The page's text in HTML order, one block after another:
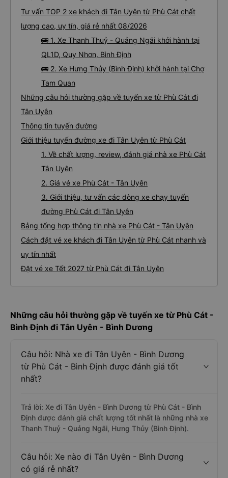
(10 điểm), sáng sớm thì có phát thêm bàn chải kem đánh răng dùng 1 lần. À
trên xe có sẵn 2 chai nước suối 500ml nữa. Chuyến xe yên lặng, tài xế ko hút
thuốc, ko chửi thề, ko to tiếng là mình thấy tuyệt vời rồi. À xe đến bến xe lúc
7h30, sớm hơn dự kiến trên web 1 tiếng nhé. Xe có trung chuyển nội thành
chuyển á, k thì mình chủ động đăng ký cũng đc. Xe mới, sạch sẽ, thơm tho,
Tư vấn TOP 2 xe khách đi Tân Uyên từ Phù Cát chất
lượng cao, uy tín, giá rẻ nhất 08/2026
🚌 1. Xe Thanh Thuỷ - Quảng Ngãi khởi hành tại
QL1D, Quy Nhơn, Bình Định
🚌 2. Xe Hưng Thủy (Bình Định) khởi hành tại Chợ
Tam Quan
Những câu hỏi thường gặp về tuyến xe từ Phù Cát đi
Tân Uyên
Thông tin tuyến đường
Giới thiệu tuyến đường xe đi Tân Uyên từ Phù Cát
1. Về chất lượng, review, đánh giá nhà xe Phù Cát
Tân Uyên
2. Giá vé xe Phù Cát - Tân Uyên
3. Giới thiệu, tư vấn các dòng xe chạy tuyến
đường Phù Cát đi Tân Uyên
Bảng tổng hợp thông tin nhà xe Phù Cát - Tân Uyên
Cách đặt vé xe khách đi Tân Uyên từ Phù Cát nhanh và
uy tín nhất
Đặt vé xe Tết 2027 từ Phù Cát đi Tân Uyên
Những câu hỏi thường gặp về tuyến xe từ Phù Cát -
Bình Định đi Tân Uyên - Bình Dương
Câu hỏi: Nhà xe đi Tân Uyên - Bình Dương
từ Phù Cát - Bình Định được đánh giá tốt
nhất?
Trả lời: Xe đi Tân Uyên - Bình Dương từ Phù Cát - Bình
Định được đánh giá chất lượng tốt nhất là những nhà xe
Thanh Thuỷ - Quảng Ngãi, Hưng Thủy (Bình Định).
Câu hỏi: Xe nào đi Tân Uyên - Bình Dương
có giá rẻ nhất?